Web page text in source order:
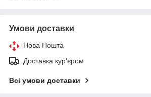
Умови доставки
Нова Пошта
Доставка кур'єром
Всі умови доставки